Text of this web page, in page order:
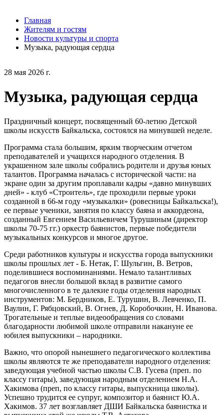
28 мая 2026 г.
Музыка, радующая сердца
Праздничный концерт, посвященный 60-летию Детской
школы искусств Байкальска, состоялся на минувшей неделе.
Программа стала большим, ярким творческим отчетом
преподавателей и учащихся народного отделения. В
украшенном зале школы собрались родители и друзья юных
талантов. Программа началась с исторической части: на
экране один за другим проплавали кадры «давно минувших
дней» - клуб «Строитель», где проходили первые уроки
созданной в 66-м году «музыкалки» (ровесницы Байкальска!),
ее первые ученики, занятия по классу баяна и аккордеона,
созданный Евгением Васильевичем Турушиным (директор
школы 70-75 гг.) оркестр баянистов, первые победители
музыкальных конкурсов и многое другое.
Среди работников культуры и искусства города выпускники
школы прошлых лет - Б. Нетак, Г. Шульгин, В. Ветров,
поделившиеся воспоминаниями. Немало талантливых
педагогов внесли большой вклад в развитие самого
многочисленного в те далекие годы отделения народных
инструментов: М. Бердников, Е. Турушин, В. Левченко, П.
Ваулин, Г. Рябцовский, В. Огнев, Д. Коробочкин, Н. Иванова.
Трогательные и теплые видеообращения со словами
благодарности любимой школе отправили накануне ее
юбилея выпускники – народники.
Важно, что опорой нынешнего педагогического коллектива
школы являются те же преподаватели народного отделения:
заведующая учебной частью школы С.В. Гусева (преп. по
классу гитары), заведующая народным отделением Н.А.
Хакимова (преп, по классу гитары, выпускница школы).
Успешно трудится ее супруг, композитор и баянист Ю.А.
Хакимов. 37 лет возглавляет ДШИ Байкальска баянистка и
Главная
Жителям и гостям
Новости культуры и спорта
Музыка, радующая сердца